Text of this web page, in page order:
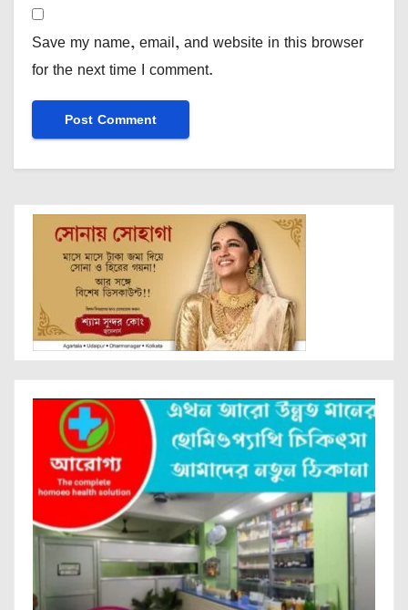
Save my name, email, and website in this browser
for the next time I comment.